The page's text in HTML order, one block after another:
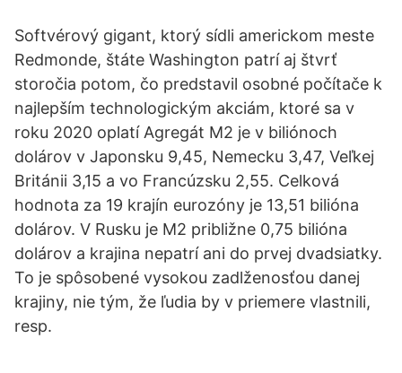
Softvérový gigant, ktorý sídli americkom meste
Redmonde, štáte Washington patrí aj štvrť
storočia potom, čo predstavil osobné počítače k
najlepším technologickým akciám, ktoré sa v
roku 2020 oplatí Agregát M2 je v biliónoch
dolárov v Japonsku 9,45, Nemecku 3,47, Veľkej
Británii 3,15 a vo Francúzsku 2,55. Celková
hodnota za 19 krajín eurozóny je 13,51 bilióna
dolárov. V Rusku je M2 približne 0,75 bilióna
dolárov a krajina nepatrí ani do prvej dvadsiatky.
To je spôsobené vysokou zadlženosťou danej
krajiny, nie tým, že ľudia by v priemere vlastnili,
resp.